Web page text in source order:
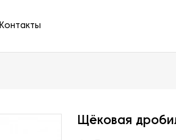
Контакты
Щёковая